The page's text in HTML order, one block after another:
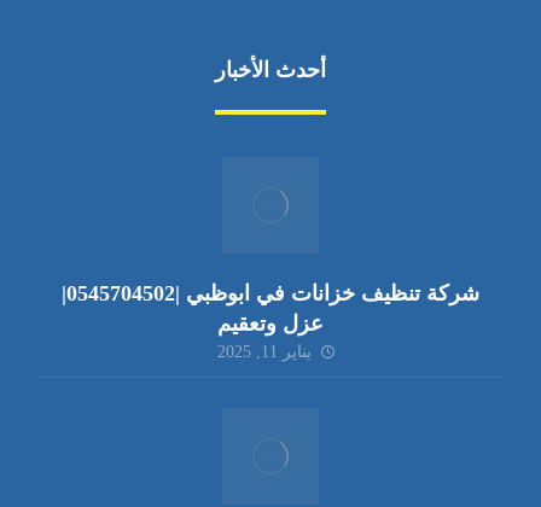
أحدث الأخبار
شركة تنظيف خزانات في ابوظبي |0545704502|
عزل وتعقيم
يناير 11, 2025